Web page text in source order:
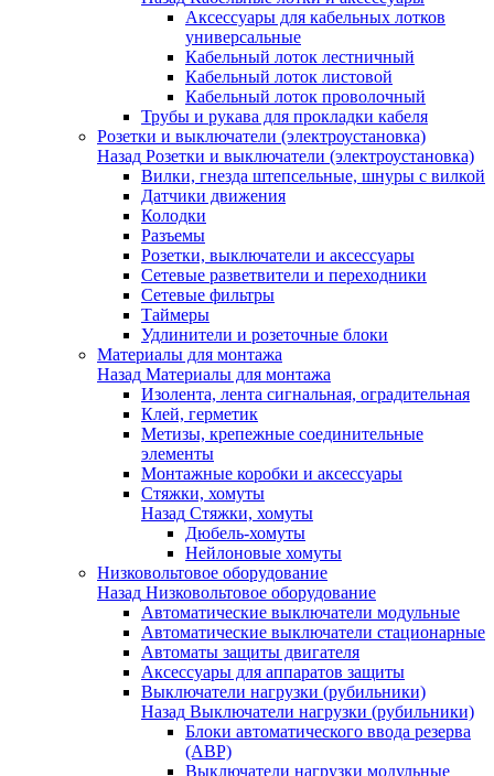
Аксессуары для кабельных лотков
универсальные
Кабельный лоток лестничный
Кабельный лоток листовой
Кабельный лоток проволочный
Трубы и рукава для прокладки кабеля
Розетки и выключатели (электроустановка)
Назад Розетки и выключатели (электроустановка)
Вилки, гнезда штепсельные, шнуры с вилкой
Датчики движения
Колодки
Разъемы
Розетки, выключатели и аксессуары
Сетевые разветвители и переходники
Сетевые фильтры
Таймеры
Удлинители и розеточные блоки
Материалы для монтажа
Назад Материалы для монтажа
Изолента, лента сигнальная, оградительная
Клей, герметик
Метизы, крепежные соединительные
элементы
Монтажные коробки и аксессуары
Стяжки, хомуты
Назад Стяжки, хомуты
Дюбель-хомуты
Нейлоновые хомуты
Низковольтовое оборудование
Назад Низковольтовое оборудование
Автоматические выключатели модульные
Автоматические выключатели стационарные
Автоматы защиты двигателя
Аксессуары для аппаратов защиты
Выключатели нагрузки (рубильники)
Назад Выключатели нагрузки (рубильники)
Блоки автоматического ввода резерва
(АВР)
Выключатели нагрузки модульные